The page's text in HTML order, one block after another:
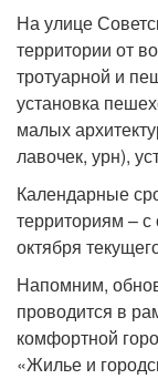
На улице
территории от
тротуарной и
установка
малых
лавочек, урн),
Календарные
территориям –
октября
Напомним,
проводится в
комфортной
«Жилье и